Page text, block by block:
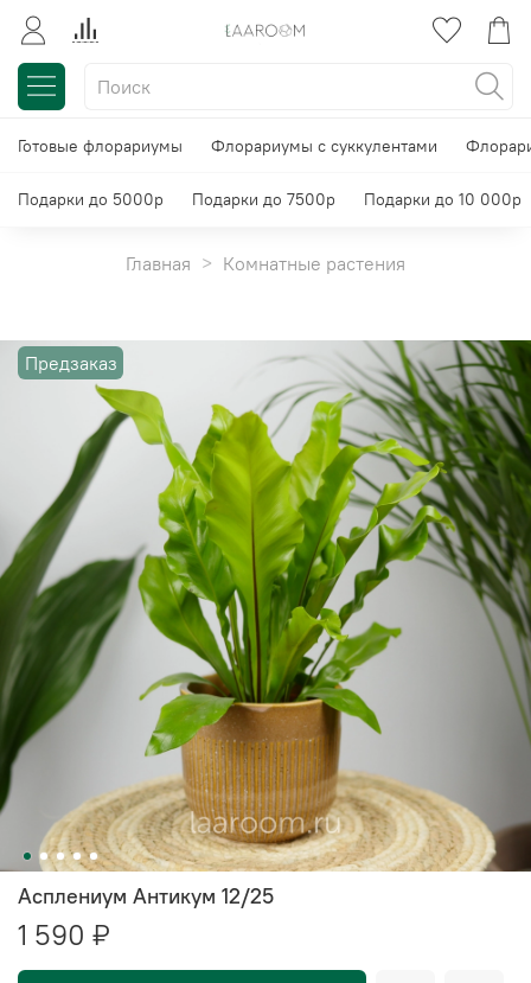
Готовые флорариумы Флорариумы с суккулентами
Подарки до 5000р Подарки до 7500р Подарки до 10 000р
Главная Комнатные растения
Предзаказ
Асплениум Антикум 12/25
1 590 ₽